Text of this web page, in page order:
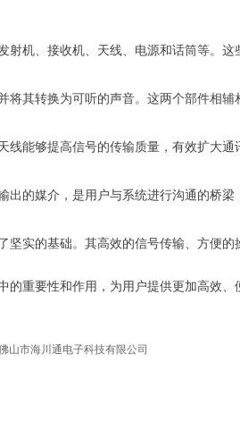
机、接收机、天线、电源和话筒等。这
其转换为可听的声音。这两个部件相辅
能够提高信号的传输质量，有效扩大通
的媒介，是用户与系统进行沟通的桥梁
实的基础。其高效的信号传输、方便
重要性和作用，为用户提供更加高效、
山市海川通电子科技有限公司